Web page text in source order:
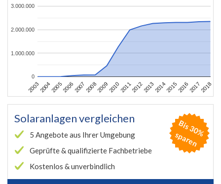
2003200420052006200720082009201020112012201320142015201620172018
0
1.000.000
2.000.000
3.000.000
Solaranlagen vergleichen
5 Angebote aus Ihrer Umgebung
Geprüfte & qualifizierte Fachbetriebe
Kostenlos & unverbindlich
B
is
3
0
%
s
p
a
r
e
n